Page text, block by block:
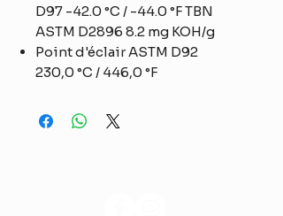
D97 -42.0 °C / -44.0 °F TBN
ASTM D2896 8.2 mg KOH/g
Point d'éclair ASTM D92
230,0 °C / 446,0 °F